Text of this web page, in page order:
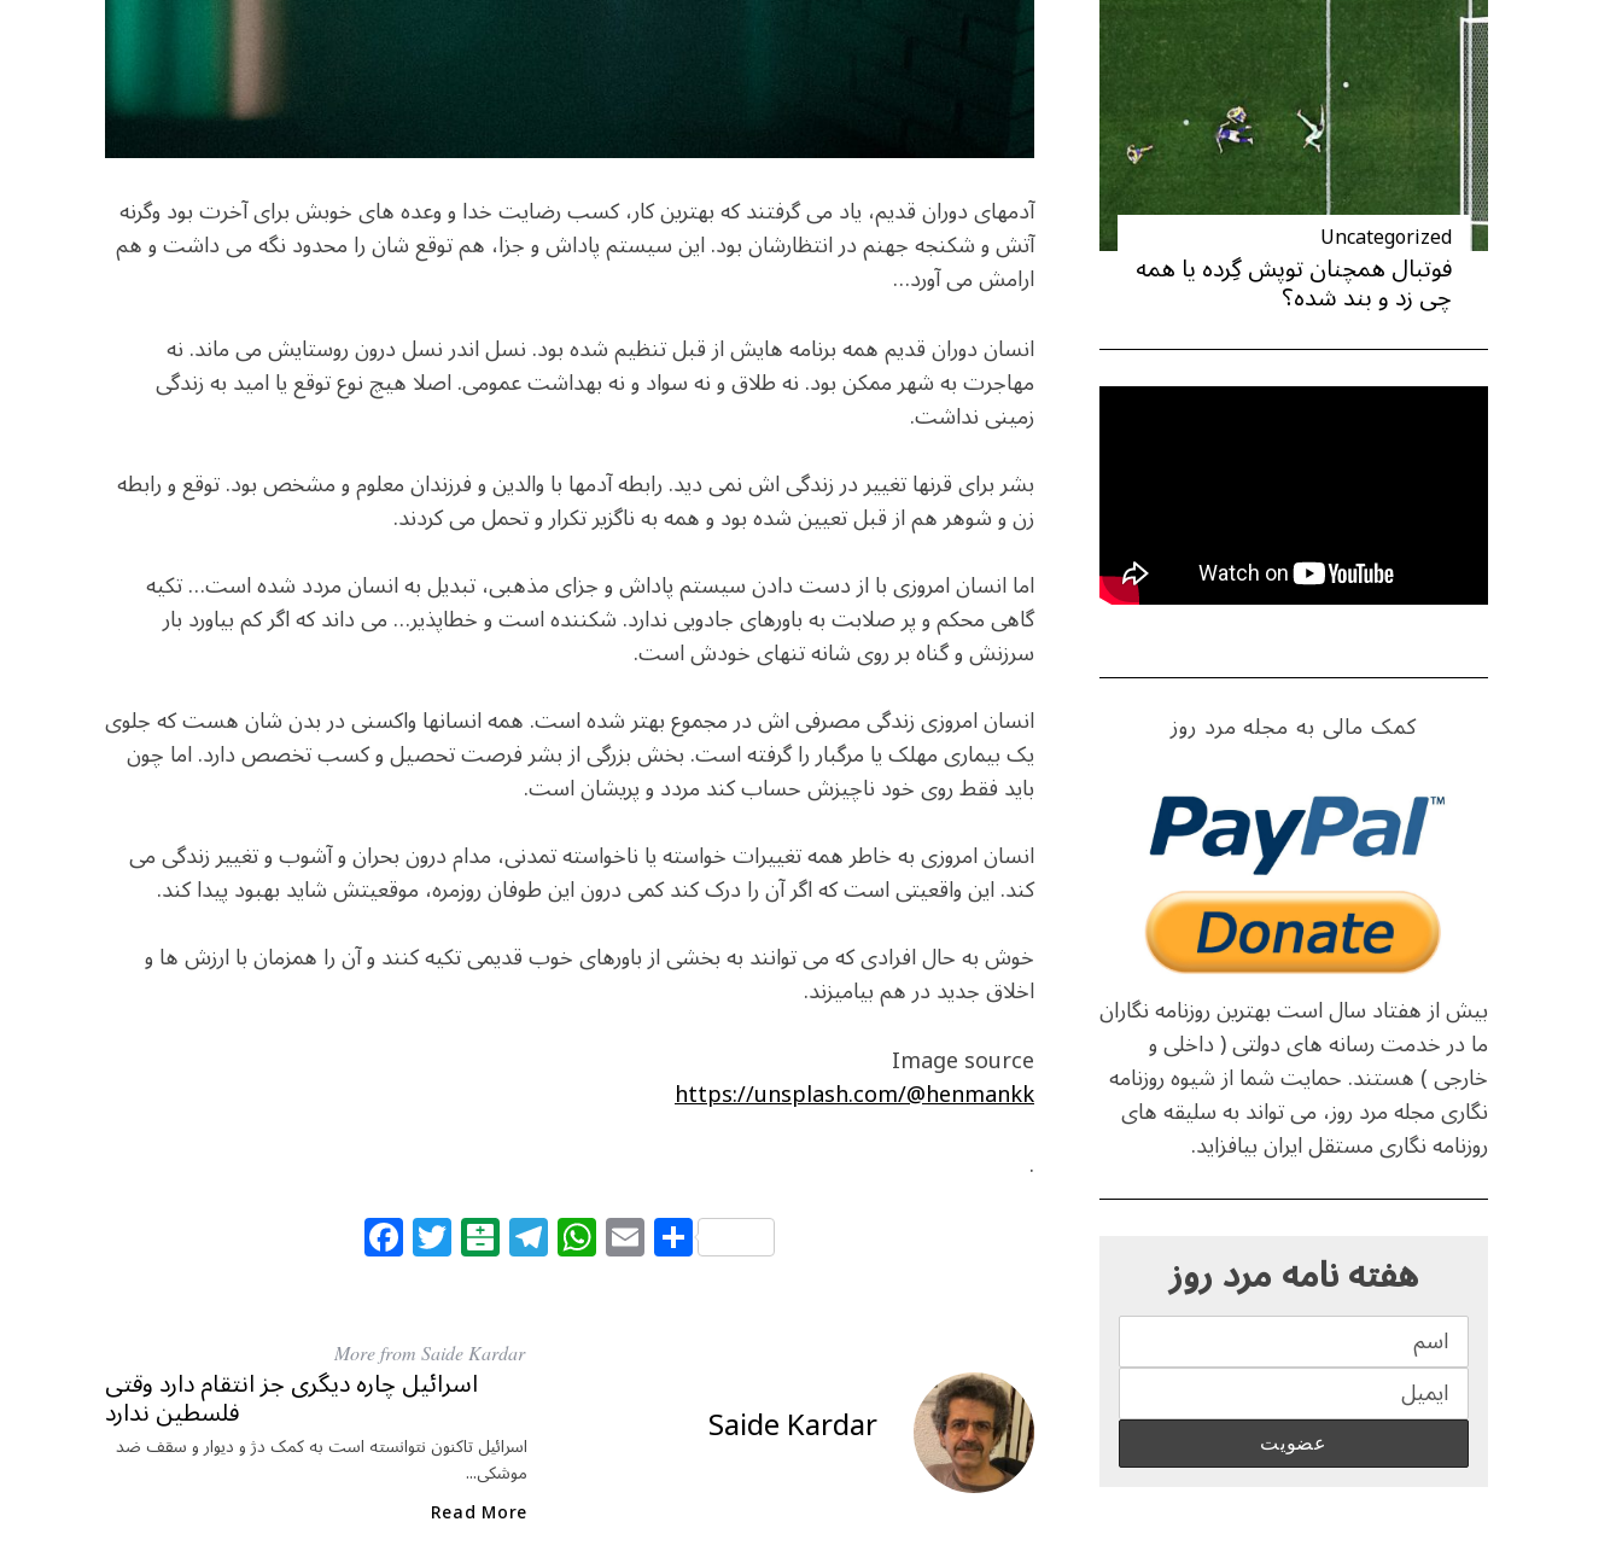
آدمهای دوران قدیم، یاد می گرفتند که بهترین کار، کسب رضایت خدا و وعده های خوبش برای آخرت بود وگرنه
آتش و شکنجه جهنم در انتظارشان بود. این سیستم پاداش و جزا، هم توقع شان را محدود نگه می داشت و هم
ارامش می آورد…
انسان دوران قدیم همه برنامه هایش از قبل تنظیم شده بود. نسل اندر نسل درون روستایش می ماند. نه
مهاجرت به شهر ممکن بود. نه طلاق و نه سواد و نه بهداشت عمومی. اصلا هیچ نوع توقع یا امید به زندگی
زمینی نداشت.
بشر برای قرنها تغییر در زندگی اش نمی دید. رابطه آدمها با والدین و فرزندان معلوم و مشخص بود. توقع و رابطه
زن و شوهر هم از قبل تعیین شده بود و همه به ناگزیر تکرار و تحمل می کردند.
اما انسان امروزی با از دست دادن سیستم پاداش و جزای مذهبی، تبدیل به انسان مردد شده است… تکیه
گاهی محکم و پر صلابت به باورهای جادویی ندارد. شکننده است و خطاپذیر… می داند که اگر کم بیاورد بار
سرزنش و گناه بر روی شانه تنهای خودش است.
انسان امروزی زندگی مصرفی اش در مجموع بهتر شده است. همه انسانها واکسنی در بدن شان هست که جلوی
یک بیماری مهلک یا مرگبار را گرفته است. بخش بزرگی از بشر فرصت تحصیل و کسب تخصص دارد. اما چون
باید فقط روی خود ناچیزش حساب کند مردد و پریشان است.
انسان امروزی به خاطر همه تغییرات خواسته یا ناخواسته تمدنی، مدام درون بحران و آشوب و تغییر زندگی می
کند. این واقعیتی است که اگر آن را درک کند کمی درون این طوفان روزمره، موقعیتش شاید بهبود پیدا کند.
خوش به حال افرادی که می توانند به بخشی از باورهای خوب قدیمی تکیه کنند و آن را همزمان با ارزش ها و
اخلاق جدید در هم بیامیزند.
Image source
https://unsplash.com/@henmankk
.
F
a
e
b
o
ok
T
w
e
r
B
al
ar
T
el W
h E
m S
h
Saide Kardar
More from Saide Kardar
اسرائیل چاره دیگری جز انتقام دارد وقتی
فلسطین ندارد
اسرائیل تاکنون نتوانسته است به کمک دژ و دیوار و سقف ضد
موشکی...
Read More
Uncategorized
فوتبال همچنان توپش گِرده یا همه
چی زد و بند شده؟
کمک مالی به مجله مرد روز
بیش از هفتاد سال است بهترین روزنامه نگاران
ما در خدمت رسانه های دولتی ( داخلی و
خارجی ) هستند. حمایت شما از شیوه روزنامه
نگاری مجله مرد روز، می تواند به سلیقه های
روزنامه نگاری مستقل ایران بیافزاید.
هفته نامه مرد روز
S
r
c
f
r